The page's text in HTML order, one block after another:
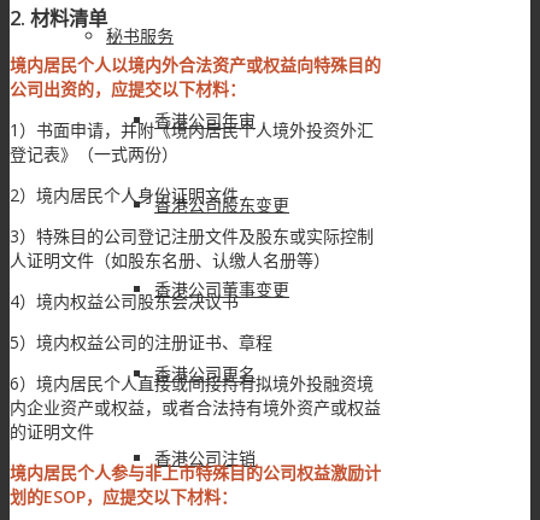
秘书服务
香港公司年审
香港公司股东变更
香港公司董事变更
香港公司更名
香港公司注销
2. 材料清单
境内居民个人以境内外合法资产或权益向特殊目的
公司出资的，应提交以下材料：
1）书面申请，并附《境内居民个人境外投资外汇
登记表》（一式两份）
2）境内居民个人身份证明文件
3）特殊目的公司登记注册文件及股东或实际控制
人证明文件（如股东名册、认缴人名册等）
4）境内权益公司股东会决议书
5）境内权益公司的注册证书、章程
6）境内居民个人直接或间接持有拟境外投融资境
内企业资产或权益，或者合法持有境外资产或权益
的证明文件
境内居民个人参与非上市特殊目的公司权益激励计
划的ESOP，应提交以下材料：